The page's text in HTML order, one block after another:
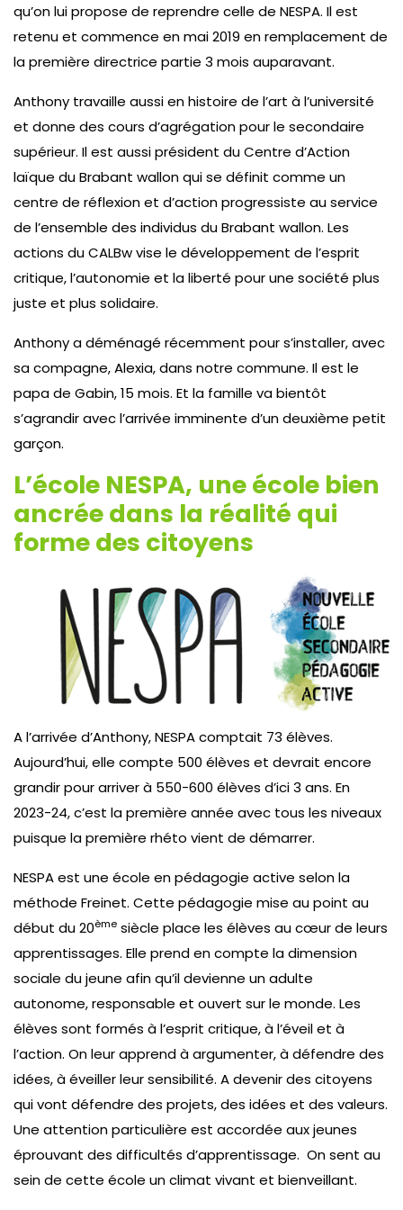
qu’on lui propose de reprendre celle de NESPA. Il est
retenu et commence en mai 2019 en remplacement de
la première directrice partie 3 mois auparavant.
Anthony travaille aussi en histoire de l’art à l’université
et donne des cours d’agrégation pour le secondaire
supérieur. Il est aussi président du Centre d’Action
laïque du Brabant wallon qui se définit comme un
centre de réflexion et d’action progressiste au service
de l’ensemble des individus du Brabant wallon. Les
actions du CALBw vise le développement de l’esprit
critique, l’autonomie et la liberté pour une société plus
juste et plus solidaire.
Anthony a déménagé récemment pour s’installer, avec
sa compagne, Alexia, dans notre commune. Il est le
papa de Gabin, 15 mois. Et la famille va bientôt
s’agrandir avec l’arrivée imminente d’un deuxième petit
garçon.
L’école NESPA, une école bien
ancrée dans la réalité qui
forme des citoyens
A l’arrivée d’Anthony, NESPA comptait 73 élèves.
Aujourd’hui, elle compte 500 élèves et devrait encore
grandir pour arriver à 550-600 élèves d’ici 3 ans. En
2023-24, c’est la première année avec tous les niveaux
puisque la première rhéto vient de démarrer.
NESPA est une école en pédagogie active selon la
méthode Freinet. Cette pédagogie mise au point au
début du 20ème siècle place les élèves au cœur de leurs
apprentissages. Elle prend en compte la dimension
sociale du jeune afin qu’il devienne un adulte
autonome, responsable et ouvert sur le monde. Les
élèves sont formés à l’esprit critique, à l’éveil et à
l’action. On leur apprend à argumenter, à défendre des
idées, à éveiller leur sensibilité. A devenir des citoyens
qui vont défendre des projets, des idées et des valeurs.
Une attention particulière est accordée aux jeunes
éprouvant des difficultés d’apprentissage. On sent au
sein de cette école un climat vivant et bienveillant.